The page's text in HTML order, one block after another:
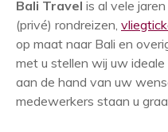
Bali Travel is al vele
(privé) rondreizen,
op maat naar Bali en
met u stellen wij uw
aan de hand van uw
medewerkers staan u